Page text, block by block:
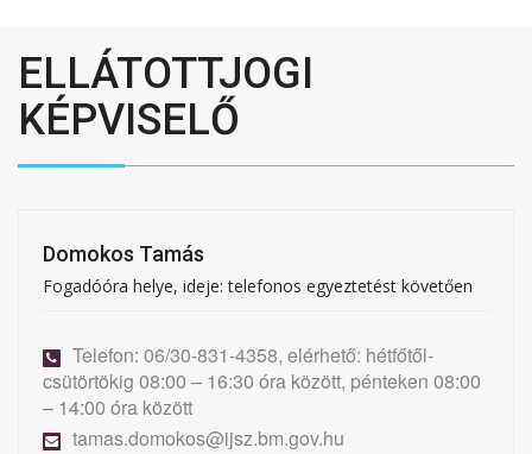
ELLÁTOTTJOGI
KÉPVISELŐ
Domokos Tamás
Fogadóóra helye, ideje: telefonos egyeztetést követően
Telefon: 06/30-831-4358, elérhető: hétfőtől-
csütörtökig 08:00 – 16:30 óra között, pénteken 08:00
– 14:00 óra között
tamas.domokos@ijsz.bm.gov.hu